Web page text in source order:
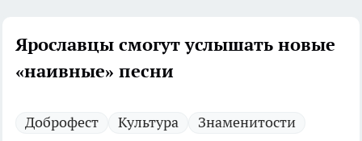
Ярославцы смогут услышать новые
«наивные» песни
Доброфест Культура Знаменитости